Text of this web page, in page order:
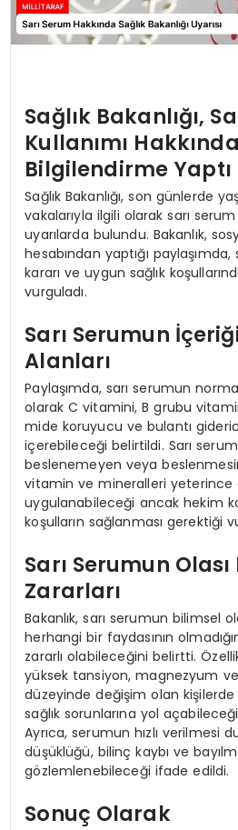
Sağlık Bakanlığı,
Kullanımı
Bilgilendirme Yaptı
Sağlık Bakanlığı, son günlerde
vakalarıyla ilgili olarak sarı
uyarılarda bulundu. Bakanlık,
hesabından yaptığı
kararı ve uygun sağlık
vurguladı.
Sarı Serumun
Alanları
Paylaşımda, sarı serumun
olarak C vitamini, B grubu
mide koruyucu ve bulantı
içerebileceği belirtildi. Sarı
beslenemeyen veya
vitamin ve mineralleri yeterince
uygulanabileceği ancak hekim
koşulların sağlanması gerektiği
Sarı Serumun
Zararları
Bakanlık, sarı serumun bilimsel
herhangi bir faydasının
zararlı olabileceğini belirtti.
yüksek tansiyon, magnezyum
düzeyinde değişim olan
sağlık sorunlarına yol
Ayrıca, serumun hızlı verilmesi
düşüklüğü, bilinç kaybı ve
gözlemlenebileceği ifade edildi.
Sonuç Olarak